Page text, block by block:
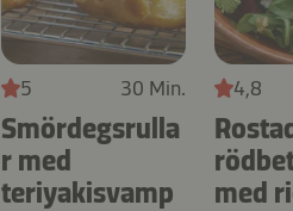
5 30 Min.
Smördegsrulla
r med
teriyakisvamp
4,8
med